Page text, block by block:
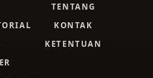
TENTANG
KONTAK
KETENTUAN